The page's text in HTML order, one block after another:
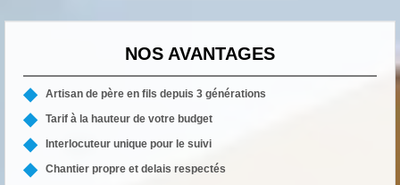
NOS AVANTAGES
Artisan de père en fils depuis 3 générations
Tarif à la hauteur de votre budget
Interlocuteur unique pour le suivi
Chantier propre et delais respectés